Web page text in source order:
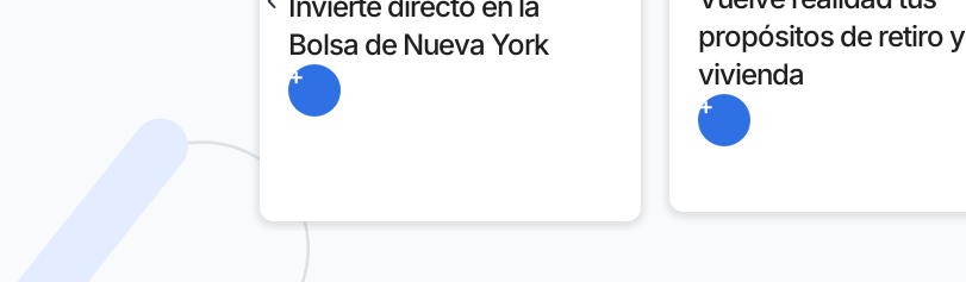
Invierte directo en la
Bolsa de Nueva York
+
propósitos de retiro y
vivienda
+